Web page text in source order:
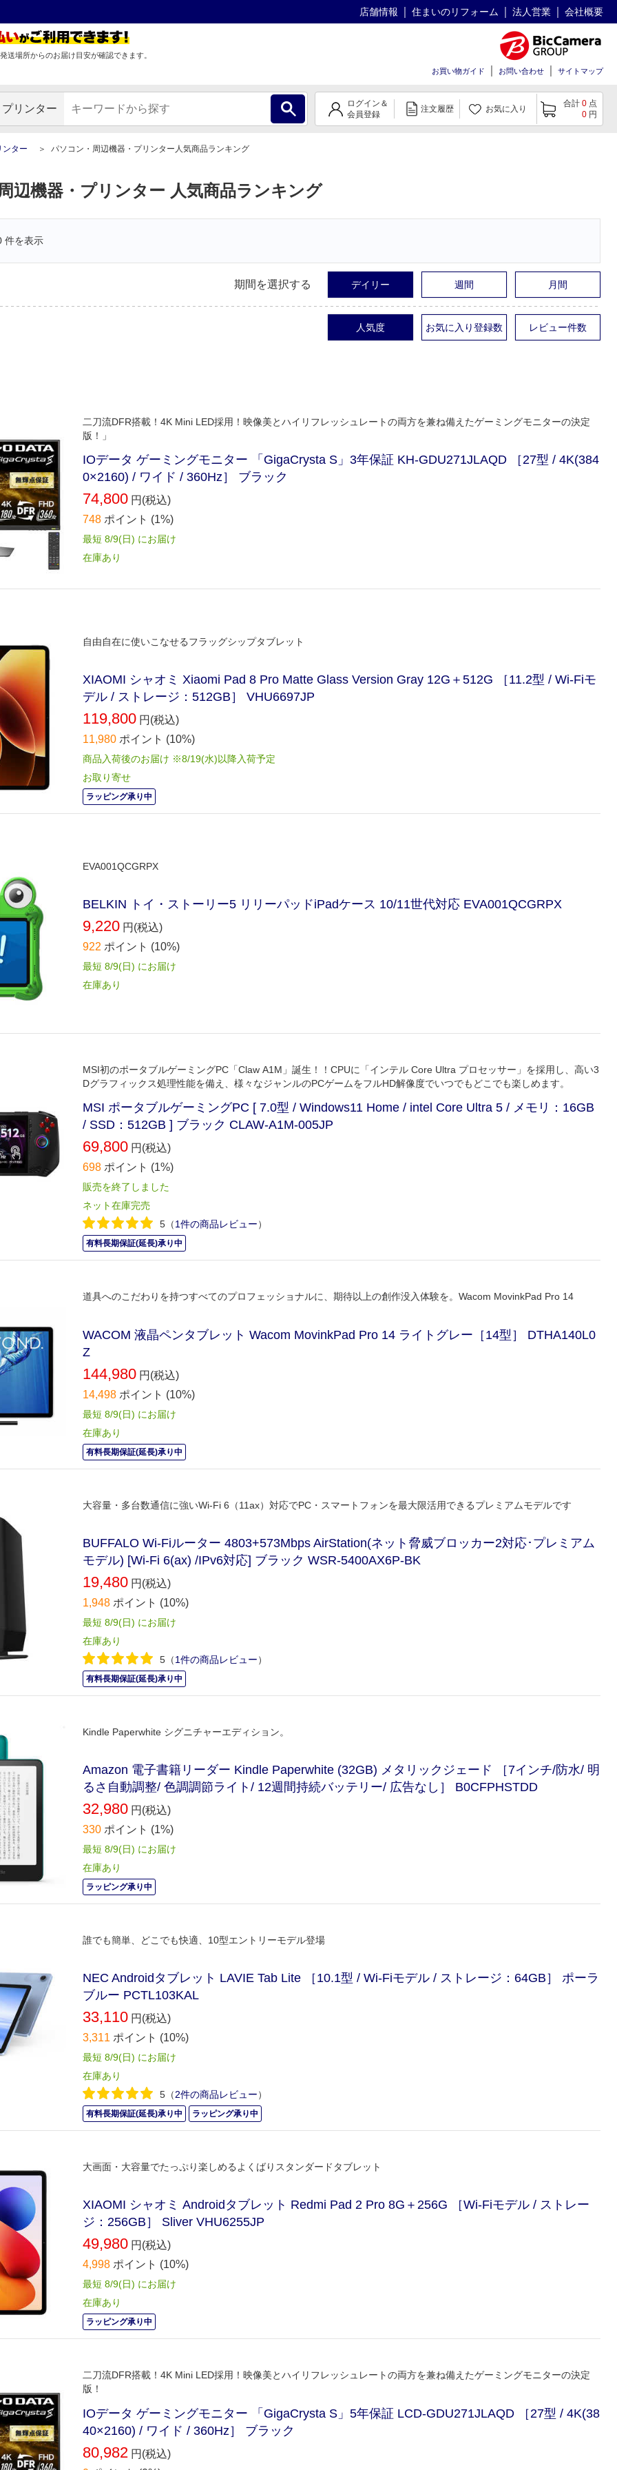
店舗情報 住まいのリフォーム 法人営業 会社概要
送場所からのお届け目安が確認できます。
お買い物ガイド
お問い合わせ サイトマップ
リンター
ログイン＆
会員登録
注文履歴 お気に入り
合計 0 点
0 円
ンター パソコン・周辺機器・プリンター人気商品ランキング
辺機器・プリンター 人気商品ランキング
件を表示
期間を選択する デイリー 週間 月間
人気度 お気に入り登録数 レビュー件数
二刀流DFR搭載！4K Mini LED採用！映像美とハイリフレッシュレートの両方を兼ね備えたゲーミングモニターの決定
版！」
IOデータ ゲーミングモニター 「GigaCrysta S」3年保証 KH-GDU271JLAQD ［27型 / 4K(384
0×2160) / ワイド / 360Hz］ ブラック
74,800 円(税込)
748 ポイント (1%)
最短 8/9(日) にお届け
在庫あり
自由自在に使いこなせるフラッグシップタブレット
XIAOMI シャオミ Xiaomi Pad 8 Pro Matte Glass Version Gray 12G＋512G ［11.2型 / Wi-Fiモ
デル / ストレージ：512GB］ VHU6697JP
119,800 円(税込)
11,980 ポイント (10%)
商品入荷後のお届け ※8/19(水)以降入荷予定
お取り寄せ
ラッピング承り中
EVA001QCGRPX
BELKIN トイ・ストーリー5 リリーパッドiPadケース 10/11世代対応 EVA001QCGRPX
9,220 円(税込)
922 ポイント (10%)
最短 8/9(日) にお届け
在庫あり
MSI初のポータブルゲーミングPC「Claw A1M」誕生！！CPUに「インテル Core Ultra プロセッサー」を採用し、高い3
Dグラフィックス処理性能を備え、様々なジャンルのPCゲームをフルHD解像度でいつでもどこでも楽しめます。
MSI ポータブルゲーミングPC [ 7.0型 / Windows11 Home / intel Core Ultra 5 / メモリ：16GB
/ SSD：512GB ] ブラック CLAW-A1M-005JP
69,800 円(税込)
698 ポイント (1%)
販売を終了しました
ネット在庫完売
5 （1件の商品レビュー）
有料長期保証(延長)承り中
道具へのこだわりを持つすべてのプロフェッショナルに、期待以上の創作没入体験を。Wacom MovinkPad Pro 14
WACOM 液晶ペンタブレット Wacom MovinkPad Pro 14 ライトグレー［14型］ DTHA140L0
Z
144,980 円(税込)
14,498 ポイント (10%)
最短 8/9(日) にお届け
在庫あり
有料長期保証(延長)承り中
大容量・多台数通信に強いWi-Fi 6（11ax）対応でPC・スマートフォンを最大限活用できるプレミアムモデルです
BUFFALO Wi-Fiルーター 4803+573Mbps AirStation(ネット脅威ブロッカー2対応･プレミアム
モデル) [Wi-Fi 6(ax) /IPv6対応] ブラック WSR-5400AX6P-BK
19,480 円(税込)
1,948 ポイント (10%)
最短 8/9(日) にお届け
在庫あり
5 （1件の商品レビュー）
有料長期保証(延長)承り中
Kindle Paperwhite シグニチャーエディション。
Amazon 電子書籍リーダー Kindle Paperwhite (32GB) メタリックジェード ［7インチ/防水/ 明
るさ自動調整/ 色調調節ライト/ 12週間持続バッテリー/ 広告なし］ B0CFPHSTDD
32,980 円(税込)
330 ポイント (1%)
最短 8/9(日) にお届け
在庫あり
ラッピング承り中
誰でも簡単、どこでも快適、10型エントリーモデル登場
NEC Androidタブレット LAVIE Tab Lite ［10.1型 / Wi-Fiモデル / ストレージ：64GB］ ポーラ
ブルー PCTL103KAL
33,110 円(税込)
3,311 ポイント (10%)
最短 8/9(日) にお届け
在庫あり
5 （2件の商品レビュー）
有料長期保証(延長)承り中 ラッピング承り中
大画面・大容量でたっぷり楽しめるよくばりスタンダードタブレット
XIAOMI シャオミ Androidタブレット Redmi Pad 2 Pro 8G＋256G ［Wi-Fiモデル / ストレー
ジ：256GB］ Sliver VHU6255JP
49,980 円(税込)
4,998 ポイント (10%)
最短 8/9(日) にお届け
在庫あり
ラッピング承り中
二刀流DFR搭載！4K Mini LED採用！映像美とハイリフレッシュレートの両方を兼ね備えたゲーミングモニターの決定
版！
IOデータ ゲーミングモニター 「GigaCrysta S」5年保証 LCD-GDU271JLAQD ［27型 / 4K(38
40×2160) / ワイド / 360Hz］ ブラック
80,982 円(税込)